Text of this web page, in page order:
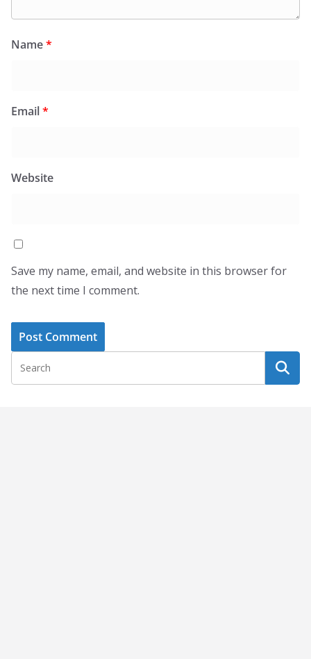
Name*
Email*
Website
Save my name, email, and website in this browser for
the next time I comment.